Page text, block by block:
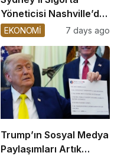
Yöneticisi Nashville’de
Hayatını Kaybetti
EKONOMİ 7 days ago
Trump’ın Sosyal Medya
Paylaşımları Artık